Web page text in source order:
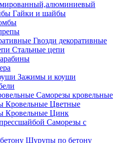
Гайки и шайбы
Гвозди декоративные
Стальные цепи
Зажимы и коуши
Саморезы кровельные
Кровельные Цветные
Кровельные Цинк
Саморезы с
Шурупы по бетону